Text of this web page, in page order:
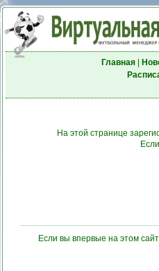
Главная|
На этой странице
Если вы впервые на этом